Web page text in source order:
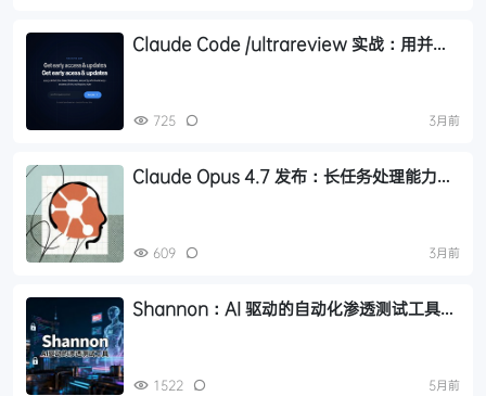
Claude Code /ultrareview 实战：用并行
725 3月前
Claude Opus 4.7 发布：长任务处理能力与
609 3月前
Shannon：AI 驱动的自动化渗透测试工具，
1522 5月前